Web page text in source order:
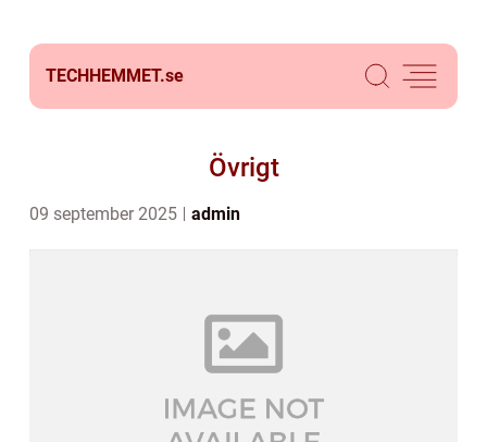
TECHHEMMET.se
Övrigt
09 september 2025 admin